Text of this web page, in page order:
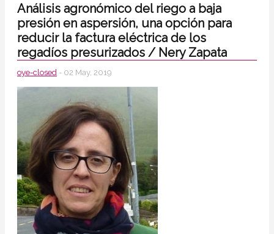
Análisis agronómico del riego a baja
presión en aspersión, una opción para
reducir la factura eléctrica de los
regadíos presurizados / Nery Zapata
oye-closed - 02 May, 2019